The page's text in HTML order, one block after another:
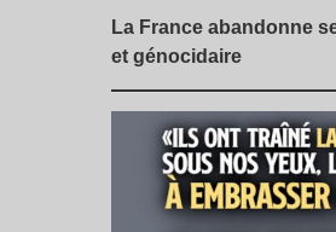
La France abandonne
et génocidaire